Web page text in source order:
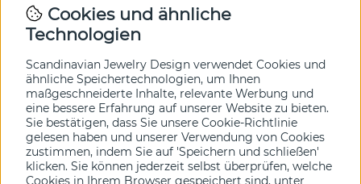
Newsletter
In unserem Newsletter erfahren Sie vor allen anderen
hier an.
Ja bitte!
Cookies und ähnliche
Technologien
Scandinavian Jewelry Design verwendet Cookies und
ähnliche Speichertechnologien, um Ihnen
maßgeschneiderte Inhalte, relevante Werbung und
eine bessere Erfahrung auf unserer Website zu bieten.
Sie bestätigen, dass Sie unsere Cookie-Richtlinie
gelesen haben und unserer Verwendung von Cookies
zustimmen, indem Sie auf 'Speichern und schließen'
klicken. Sie können jederzeit selbst überprüfen, welche
Cookies in Ihrem Browser gespeichert sind, unter